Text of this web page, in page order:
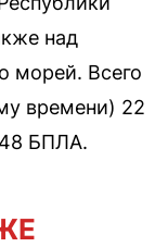
над
морей. Всего
времени) 22
БПЛА.